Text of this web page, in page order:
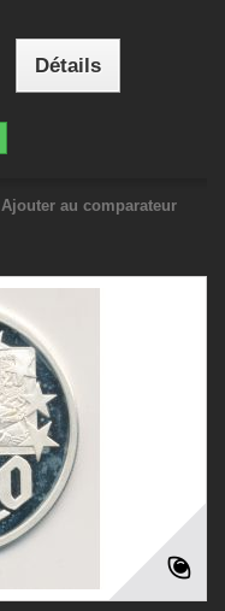
Détails
Ajouter au comparateur